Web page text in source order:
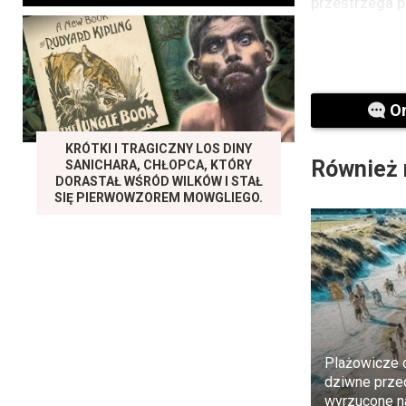
Przyczyny
sterydami,
cukrzycą,
zależności
objawów, a
tymczasowe
Grzybice
lada problem
chorobom
układu
narażone
Podczas
Plażowicze
dziwne
wyrzucone
KRÓTKI I TRAGICZNY LOS DINY
SANICHARA, CHŁOPCA, KTÓRY
DORASTAŁ WŚRÓD WILKÓW I STAŁ
SIĘ PIERWOWZOREM MOWGLIEGO.